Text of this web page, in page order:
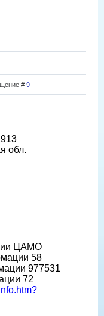
# 9
обл.
ЦАМО
58
977531
72